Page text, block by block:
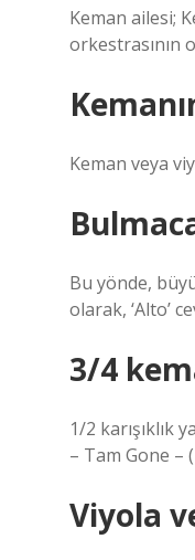
Keman ailesi;
orkestrasının
Keman veya
Bu yönde,
olarak, ‘Alto’
3/4
1/2 karışıklık
– Tam Gone –
Viyola